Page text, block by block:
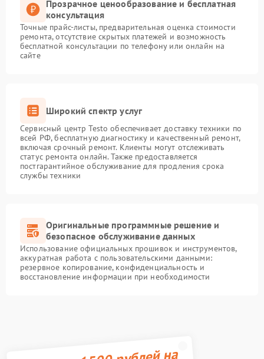
Прозрачное ценообразование и бесплатная
консультация
Точные прайс-листы, предварительная оценка стоимости
ремонта, отсутствие скрытых платежей и возможность
бесплатной консультации по телефону или онлайн на
сайте
Широкий спектр услуг
Сервисный центр Testo обеспечивает доставку техники по
всей РФ, бесплатную диагностику и качественный ремонт,
включая срочный ремонт. Клиенты могут отслеживать
статус ремонта онлайн. Также предоставляется
постгарантийное обслуживание для продления срока
службы техники
Оригинальные программные решение и
безопасное обслуживание данных
Использование официальных прошивок и инструментов,
аккуратная работа с пользовательскими данными:
резервное копирование, конфиденциальность и
восстановление информации при необходимости